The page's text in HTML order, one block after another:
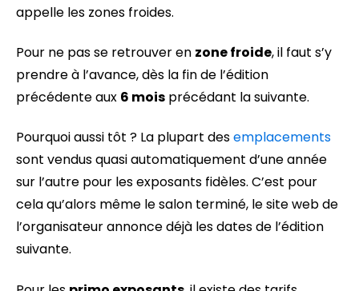
appelle les zones froides.
Pour ne pas se retrouver en zone froide, il faut s’y
prendre à l’avance, dès la fin de l’édition
précédente aux 6 mois précédant la suivante.
Pourquoi aussi tôt ? La plupart desemplacements
sont vendus quasi automatiquement d’une année
sur l’autre pour les exposants fidèles. C’est pour
cela qu’alors même le salon terminé, le site web de
l’organisateur annonce déjà les dates de l’édition
suivante.